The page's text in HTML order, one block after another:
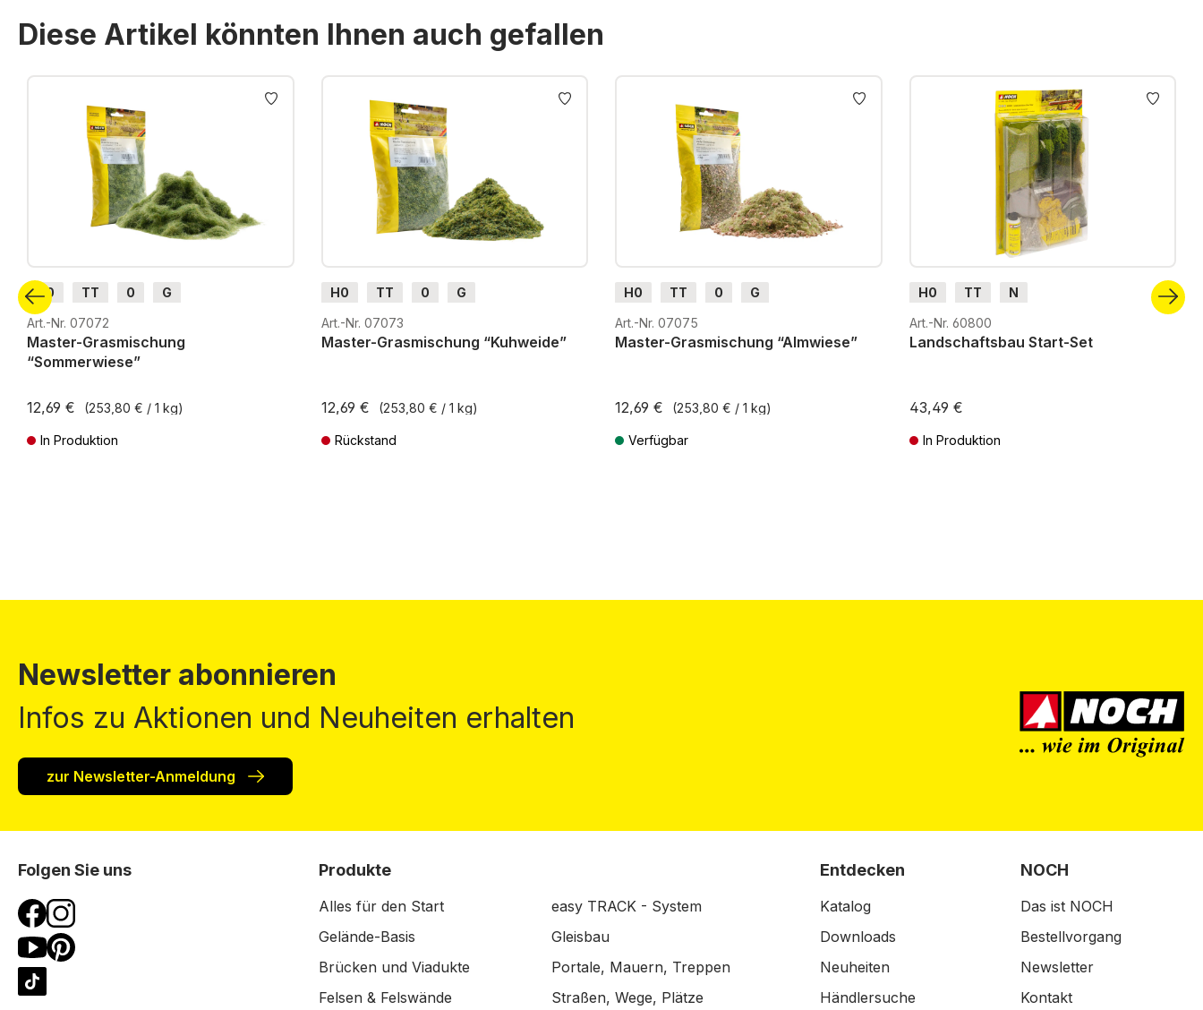
Diese Artikel könnten Ihnen auch gefallen
Produktgalerie überspringen
H0 TT 0
G
Art.-Nr. 07072
Master-Grasmischung
“Sommerwiese”
12,69 € (253,80 € / 1 kg)
In Produktion
H0 TT 0
G
Art.-Nr. 07073
Master-Grasmischung “Kuhweide”
12,69 € (253,80 € / 1 kg)
Rückstand
H0 TT 0
G
Art.-Nr. 07075
Master-Grasmischung “Almwiese”
12,69 € (253,80 € / 1 kg)
Verfügbar
H0 TT
N
Art.-Nr. 60800
Landschaftsbau Start-Set
43,49 €
In Produktion
Newsletter abonnieren
Infos zu Aktionen und Neuheiten erhalten
zur Newsletter-Anmeldung
Folgen Sie uns Produkte
Alles für den Start
easy TRACK - System
Gelände-Basis
Gleisbau
Brücken und Viadukte
Portale, Mauern, Treppen
Felsen & Felswände
Straßen, Wege, Plätze
Entdecken
Katalog
Downloads
Neuheiten
Händlersuche
NOCH
Das ist NOCH
Bestellvorgang
Newsletter
Kontakt